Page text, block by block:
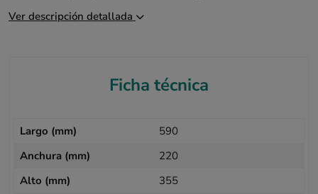
Ver descripción detallada
Ficha técnica
Largo (mm)
590
Anchura (mm)
220
Alto (mm)
355